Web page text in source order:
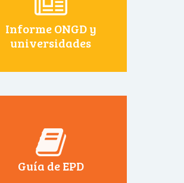
Informe ONGD y
universidades
Guía de EPD